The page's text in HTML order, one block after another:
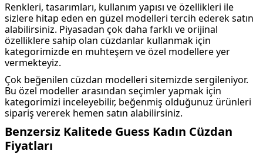
Renkleri, tasarımları, kullanım yapısı ve özellikleri ile
sizlere hitap eden en güzel modelleri tercih ederek satın
alabilirsiniz. Piyasadan çok daha farklı ve orijinal
özelliklere sahip olan cüzdanlar kullanmak için
kategorimizde en muhteşem ve özel modellere yer
vermekteyiz.
Çok beğenilen cüzdan modelleri sitemizde sergileniyor.
Bu özel modeller arasından seçimler yapmak için
kategorimizi inceleyebilir, beğenmiş olduğunuz ürünleri
sipariş vererek hemen satın alabilirsiniz.
Benzersiz Kalitede Guess Kadın Cüzdan
Fiyatları